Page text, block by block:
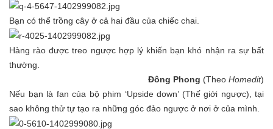
Bạn có thể trồng cây ở cả hai đầu của chiếc chai.
Hàng rào được treo ngược hợp lý khiến bạn khó nhận ra sự bất
thường.
Đông Phong (Theo Homedit)
Nếu bạn là fan của bộ phim ‘Upside down’ (Thế giới ngược), tại
sao không thử tự tạo ra những góc đảo ngược ở nơi ở của mình.